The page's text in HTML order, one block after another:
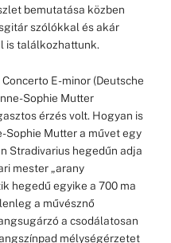
bemutatása közben
szólókkal és akár
is találkozhattunk.
E-minor (Deutsche
Sophie Mutter
érzés volt. Hogyan is
Sophie Mutter a művet egy
Stradivarius hegedűn adja
mester „arany
hegedű egyike a 700 ma
a művésznő
a csodálatosan
mélységérzetet